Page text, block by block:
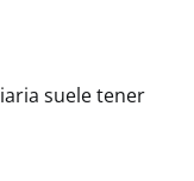
suele tener